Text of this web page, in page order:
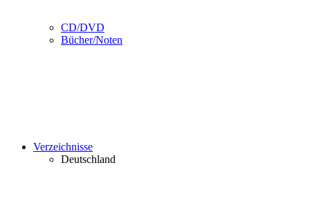
CD/DVD
Bücher/Noten
Verzeichnisse
Deutschland